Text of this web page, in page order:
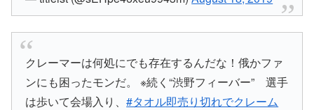
クレーマーは何処にでも存在するんだな！俄かファ
ンにも困ったモンだ。 ※続く“渋野フィーバー” 選手
は歩いて会場入り、#タオル即売り切れでクレーム